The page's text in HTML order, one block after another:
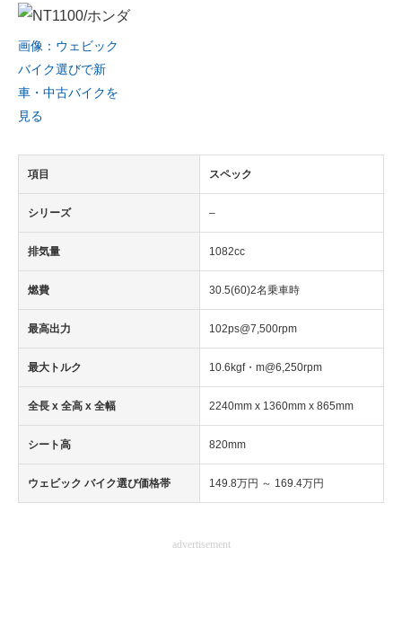
画像：ウェビック
バイク選びで新
車・中古バイクを
見る
項目 スペック
シリーズ –
排気量 1082cc
燃費 30.5(60)2名乗車時
最高出力 102ps@7,500rpm
最大トルク 10.6kgf・m@6,250rpm
全長 x 全高 x 全幅 2240mm x 1360mm x 865mm
シート高 820mm
ウェビック バイク選び価格帯 149.8万円 ～ 169.4万円
advertisement